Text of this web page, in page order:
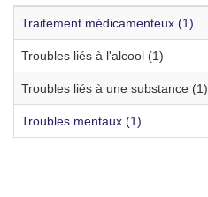
Traitement médicamenteux (1)
Troubles liés à l'alcool (1)
Troubles liés à une substance (1)
Troubles mentaux (1)